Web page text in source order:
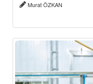
Murat ÖZKAN